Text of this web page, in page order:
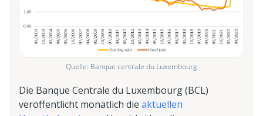
Quelle: Banque centrale du Luxembourg
Die Banque Centrale du Luxembourg (BCL)
veröffentlicht monatlich die aktuellen